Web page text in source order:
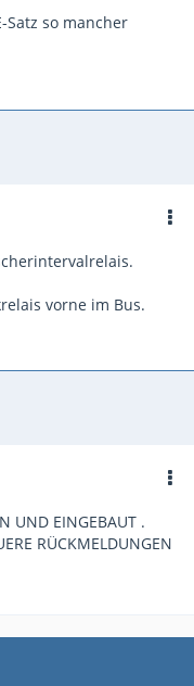
Satz so mancher
vorne im Bus.
UND EINGEBAUT .
RÜCKMELDUNGEN